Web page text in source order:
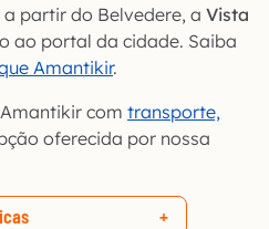
partir do Belvedere, a Vista
ao portal da cidade. Saiba
Amantikir.
com transporte,
oferecida por nossa